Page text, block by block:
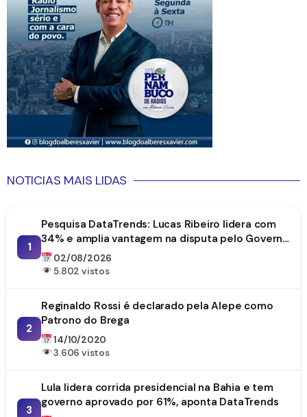
NOTICIAS MAIS LIDAS
1
Pesquisa DataTrends: Lucas Ribeiro lidera com
34% e amplia vantagem na disputa pelo Governo
da Paraíba
02/08/2026
5.802 vistos
2
Reginaldo Rossi é declarado pela Alepe como
Patrono do Brega
14/10/2020
3.606 vistos
3
Lula lidera corrida presidencial na Bahia e tem
governo aprovado por 61%, aponta DataTrends